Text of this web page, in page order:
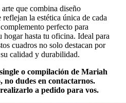
que combina diseño
la estética única de cada
perfecto para
hogar hasta tu oficina. Ideal para
cuadros no solo destacan por
calidad y durabilidad.
o compilación de Mariah
no dudes en contactarnos.
a pedido para vos.